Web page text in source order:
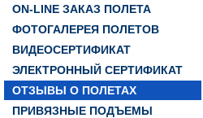
ON-LINE ЗАКАЗ ПОЛЕТА
ФОТОГАЛЕРЕЯ ПОЛЕТОВ
ВИДЕОСЕРТИФИКАТ
ЭЛЕКТРОННЫЙ СЕРТИФИКАТ
ОТЗЫВЫ О ПОЛЕТАХ
ПРИВЯЗНЫЕ ПОДЪЕМЫ